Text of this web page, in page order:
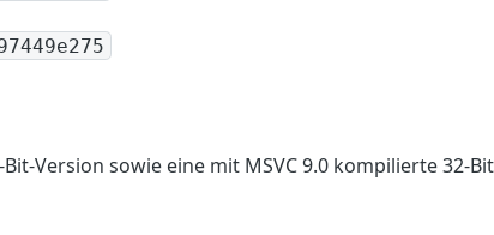
Version sowie eine mit MSVC 9.0 kompilierte 32-